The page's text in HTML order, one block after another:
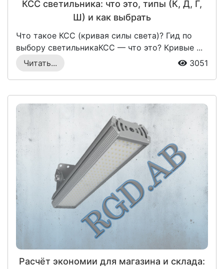
КСС светильника: что это, типы (К, Д, Г,
Ш) и как выбрать
Что такое КСС (кривая силы света)? Гид по
выбору светильникаКСС — что это? Кривые ...
Читать...
3051
Расчёт экономии для магазина и склада: